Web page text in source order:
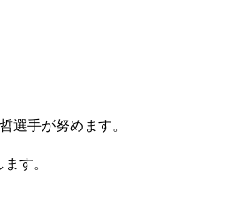
手が努めます。
す。